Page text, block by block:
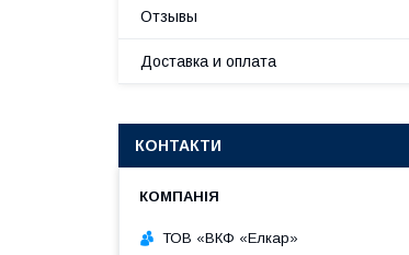
Отзывы
Доставка и оплата
КОНТАКТИ
ТОВ «ВКФ «Елкар»